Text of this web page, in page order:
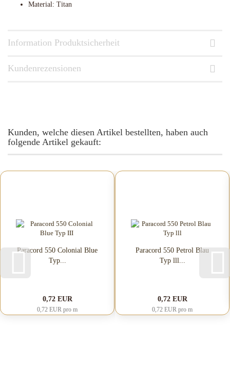
Material: Titan
Information Produktsicherheit
Kundenrezensionen
Kunden, welche diesen Artikel bestellten, haben auch
folgende Artikel gekauft:
Paracord 550 Colonial Blue
Typ...
0,72 EUR
0,72 EUR pro m
Paracord 550 Petrol Blau
Typ lll...
0,72 EUR
0,72 EUR pro m